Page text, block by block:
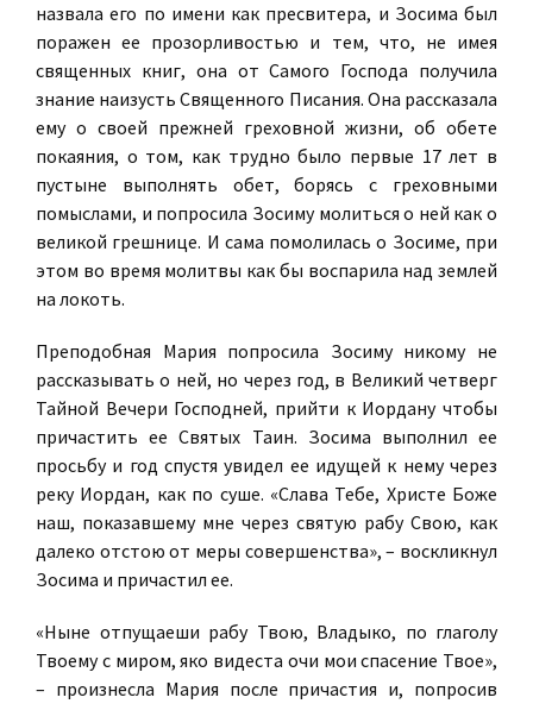
назвала его по имени как пресвитера, и Зосима был
поражен ее прозорливостью и тем, что, не имея
священных книг, она от Самого Господа получила
знание наизусть Священного Писания. Она рассказала
ему о своей прежней греховной жизни, об обете
покаяния, о том, как трудно было первые 17 лет в
пустыне выполнять обет, борясь с греховными
помыслами, и попросила Зосиму молиться о ней как о
великой грешнице. И сама помолилась о Зосиме, при
этом во время молитвы как бы воспарила над землей
на локоть.
Преподобная Мария попросила Зосиму никому не
рассказывать о ней, но через год, в Великий четверг
Тайной Вечери Господней, прийти к Иордану чтобы
причастить ее Святых Таин. Зосима выполнил ее
просьбу и год спустя увидел ее идущей к нему через
реку Иордан, как по суше. «Слава Тебе, Христе Боже
наш, показавшему мне через святую рабу Свою, как
далеко отстою от меры совершенства», – воскликнул
Зосима и причастил ее.
«Ныне отпущаеши рабу Твою, Владыко, по глаголу
Твоему с миром, яко видеста очи мои спасение Твое»,
– произнесла Мария после причастия и, попросив